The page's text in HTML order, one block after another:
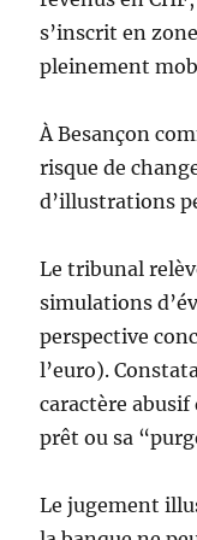
s’inscrit en
pleinement
À Besançon
risque de
d’illustrations
Le tribunal
simulations
perspective
l’euro).
caractère
prêt ou sa
Le jugement